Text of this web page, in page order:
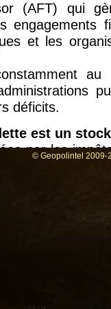
(AFT) qui
engagements
et les
au
déficits.
est un stock
par les
© Geopolintel 2009-